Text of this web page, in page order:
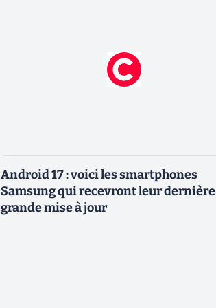
Android 17 : voici les smartphones
Samsung qui recevront leur dernière
grande mise à jour